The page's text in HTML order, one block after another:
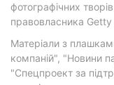
фотографічних
правовласника
Матеріали з
компаній", "Новини
"Спецпроект за